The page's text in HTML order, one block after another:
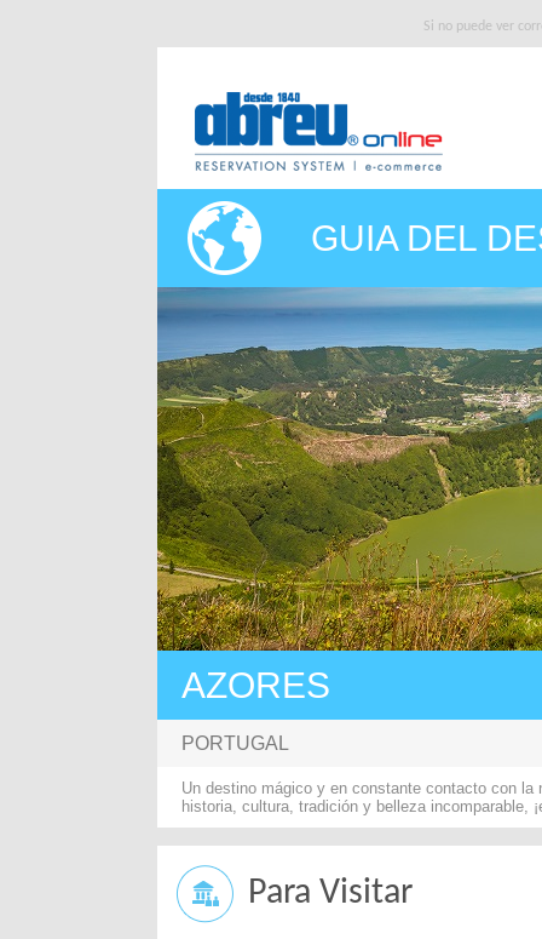
Si no puede ver
GUIA DEL
AZORES
PORTUGAL
Un destino mágico y en constante contacto con
historia, cultura, tradición y belleza incomparable,
Para Visitar